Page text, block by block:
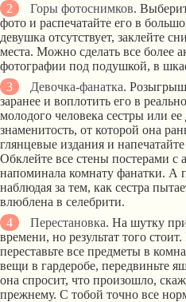
Горы фотоснимков.
фото и распечатайте его в
девушка отсутствует, заклейте
места. Можно сделать все более
фотографии под подушкой, в
Девочка-фанатка.
заранее и воплотить его в
молодого человека сестры или
знаменитость, от которой она
глянцевые издания и
Обклейте все стены постерами с
напоминала комнату фанатки. А
наблюдая за тем, как сестра
влюблена в селебрити.
Перестановка. На шутку
времени, но результат того стоит.
переставьте все предметы в
вещи в гардеробе, передвиньте
она спросит, что произошло,
прежнему. С тобой точно все